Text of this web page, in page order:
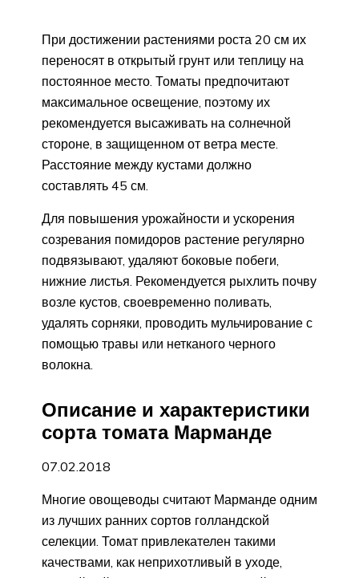
При достижении растениями роста 20 см их
переносят в открытый грунт или теплицу на
постоянное место. Томаты предпочитают
максимальное освещение, поэтому их
рекомендуется высаживать на солнечной
стороне, в защищенном от ветра месте.
Расстояние между кустами должно
составлять 45 см.
Для повышения урожайности и ускорения
созревания помидоров растение регулярно
подвязывают, удаляют боковые побеги,
нижние листья. Рекомендуется рыхлить почву
возле кустов, своевременно поливать,
удалять сорняки, проводить мульчирование с
помощью травы или нетканого черного
волокна.
Описание и характеристики
сорта томата Марманде
07.02.2018
Многие овощеводы считают Марманде одним
из лучших ранних сортов голландской
селекции. Томат привлекателен такими
качествами, как неприхотливый в уходе,